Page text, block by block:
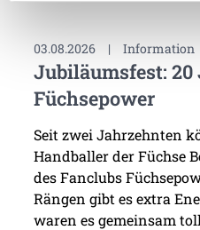
03.08.2026 | Information
Jubiläumsfest: 20
Füchsepower
Seit zwei Jahrzehnten
Handballer der Füchse
des Fanclubs
Rängen gibt es extra
waren es gemeinsam